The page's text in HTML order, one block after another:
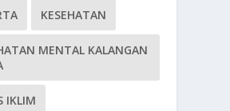
KESEHATAN
MENTAL KALANGAN
IKLIM